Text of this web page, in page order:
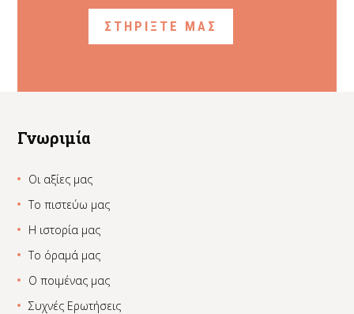
ΣΤΗΡΙΞΤΕ ΜΑΣ
Γνωριμία
Οι αξίες μας
Το πιστεύω μας
Η ιστορία μας
Το όραμά μας
Ο ποιμένας μας
Συχνές Ερωτήσεις